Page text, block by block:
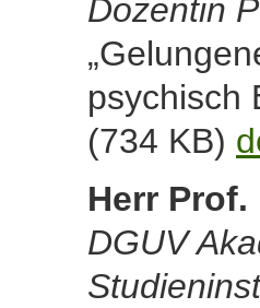
Dozentin
psychisch
(734 KB)
Herr Prof.
DGUV